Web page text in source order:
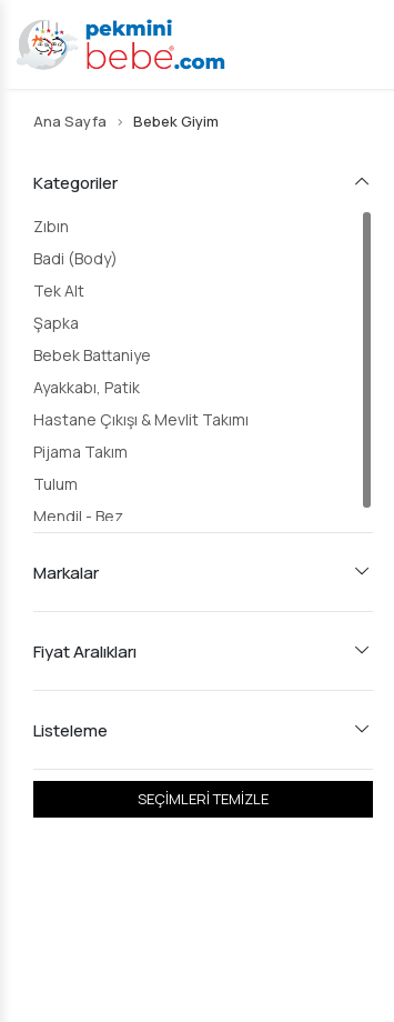
Ana Sayfa Bebek Giyim
Kategoriler
Zıbın
Badi (Body)
Tek Alt
Şapka
Bebek Battaniye
Ayakkabı, Patik
Hastane Çıkışı & Mevlit Takımı
Pijama Takım
Tulum
Mendil - Bez
Markalar
Fiyat Aralıkları
Listeleme
SEÇİMLERİ TEMİZLE